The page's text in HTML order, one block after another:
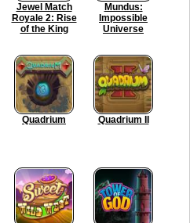
Jewel Match
Royale 2: Rise
of the King
Mundus:
Impossible
Universe
Quadrium Quadrium II